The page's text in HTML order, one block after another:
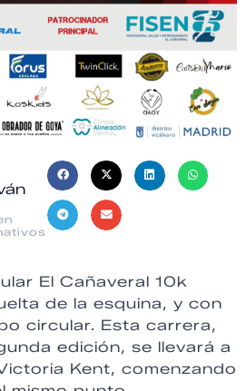
El Cañaveral 10k
de la esquina, y con
circular. Esta carrera,
edición, se llevará a
Kent, comenzando